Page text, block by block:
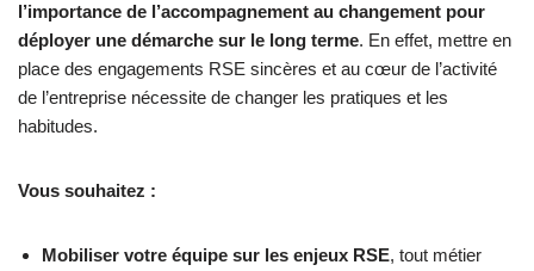
l’importance de l’accompagnement au changement pour
déployer une démarche sur le long terme. En effet, mettre en
place des engagements RSE sincères et au cœur de l’activité
de l’entreprise nécessite de changer les pratiques et les
habitudes.
Vous souhaitez :
Mobiliser votre équipe sur les enjeux RSE, tout métier